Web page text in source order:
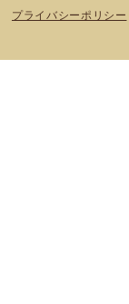
プライバシーポリシー